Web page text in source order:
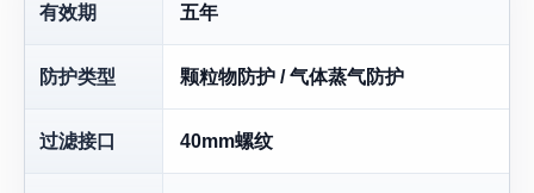
有效期 五年
防护类型 颗粒物防护 / 气体蒸气防护
过滤接口 40mm螺纹